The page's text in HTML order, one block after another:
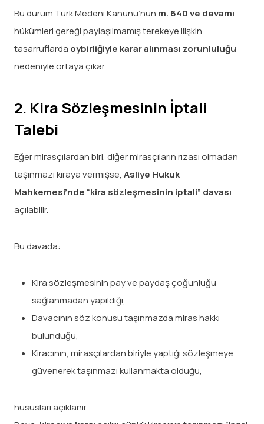
Bu durum Türk Medeni Kanunu’nun m. 640 ve devamı
hükümleri gereği paylaşılmamış terekeye ilişkin
tasarruflarda oybirliğiyle karar alınması zorunluluğu
nedeniyle ortaya çıkar.
2. Kira Sözleşmesinin İptali
Talebi
Eğer mirasçılardan biri, diğer mirasçıların rızası olmadan
taşınmazı kiraya vermişse, Asliye Hukuk
Mahkemesi’nde “kira sözleşmesinin iptali” davası
açılabilir.
Bu davada:
Kira sözleşmesinin pay ve paydaş çoğunluğu
sağlanmadan yapıldığı,
Davacının söz konusu taşınmazda miras hakkı
bulunduğu,
Kiracının, mirasçılardan biriyle yaptığı sözleşmeye
güvenerek taşınmazı kullanmakta olduğu,
hususları açıklanır.